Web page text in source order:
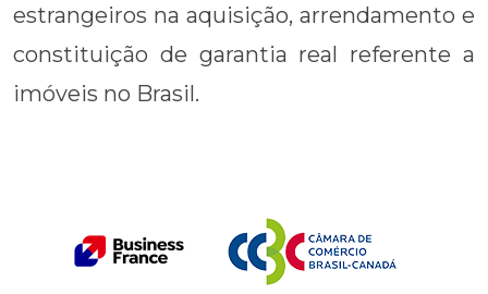
estrangeiros na aquisição, arrendamento e
constituição de garantia real referente a
imóveis no Brasil.